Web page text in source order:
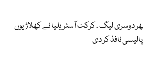
دوسری لیگ ، کرکٹ آسٹریلیا نے کھلاڑیوں
نافذ کر دی